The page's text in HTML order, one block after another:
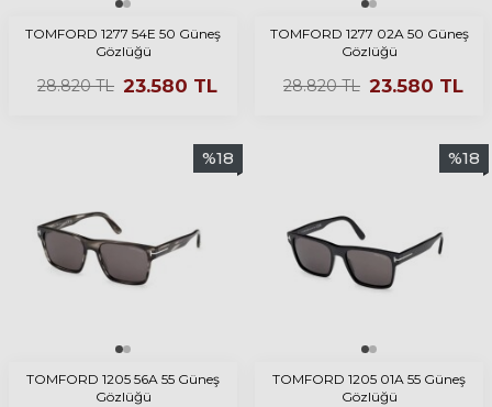
TOMFORD 1277 54E 50 Güneş
Gözlüğü
28.820TL 23.580 TL
TOMFORD 1277 02A 50 Güneş
Gözlüğü
28.820TL 23.580 TL
%18
TOMFORD 1205 56A 55 Güneş
Gözlüğü
%18
TOMFORD 1205 01A 55 Güneş
Gözlüğü